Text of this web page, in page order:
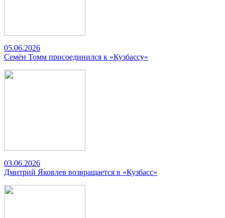
05.06.2026
Семён Томм присоединился к «Кузбассу»
03.06.2026
Дмитрий Яковлев возвращается в «Кузбасс»